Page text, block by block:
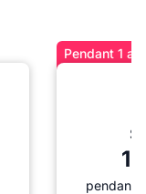
Pendant 1
pendant